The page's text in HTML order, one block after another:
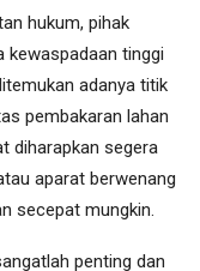
hukum, pihak
kewaspadaan tinggi
adanya titik
pembakaran lahan
diharapkan segera
aparat berwenang
secepat mungkin.
penting dan